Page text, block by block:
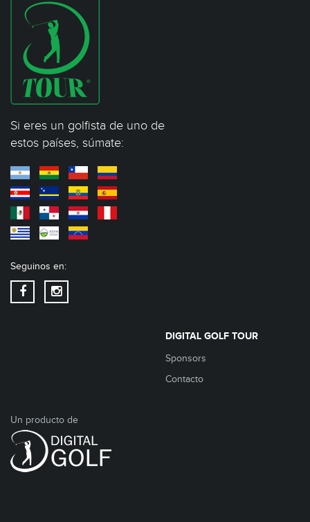
Si eres un golfista de uno de
estos países, súmate:
Seguinos en:
DIGITAL GOLF TOUR
Sponsors
Contacto
Un producto de